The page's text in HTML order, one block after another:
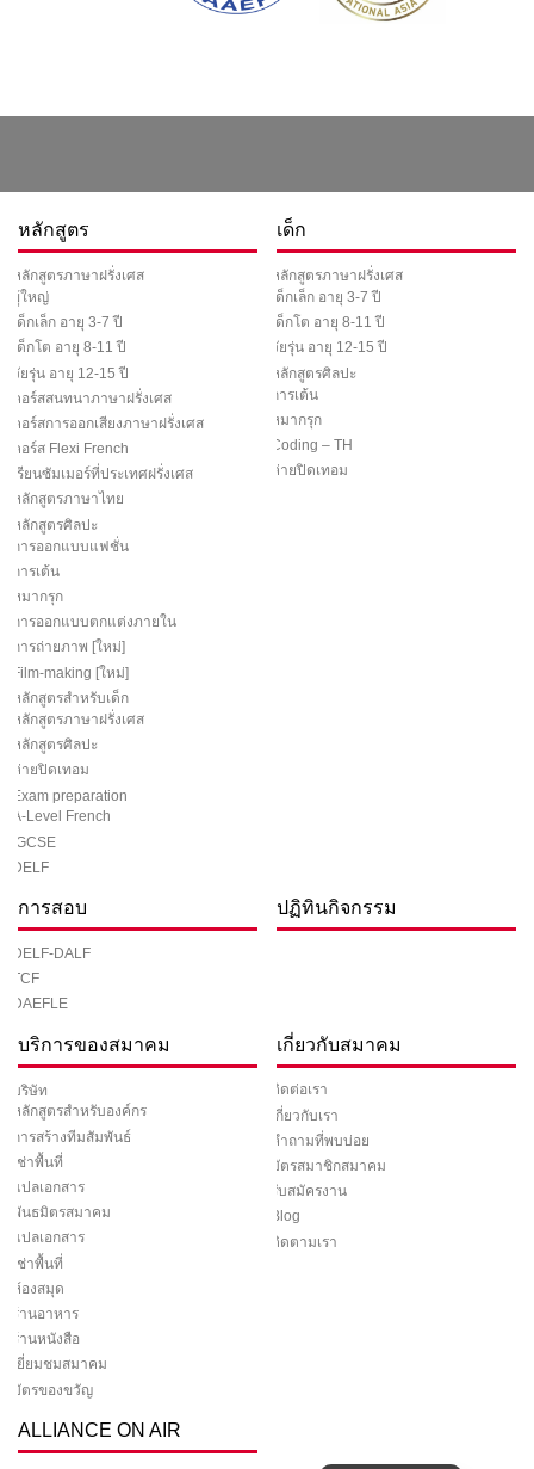
หลักสูตร
หลักสูตรภาษาฝรั่งเศส
ผู้ใหญ่
เด็กเล็ก อายุ 3-7 ปี
เด็กโต อายุ 8-11 ปี
วัยรุ่น อายุ 12-15 ปี
คอร์สสนทนาภาษาฝรั่งเศส
คอร์สการออกเสียงภาษาฝรั่งเศส
คอร์ส Flexi French
เรียนซัมเมอร์ที่ประเทศฝรั่งเศส
หลักสูตรภาษาไทย
หลักสูตรศิลปะ
การออกแบบแฟชั่น
การเต้น
หมากรุก
การออกแบบตกแต่งภายใน
การถ่ายภาพ [ใหม่]
Film-making [ใหม่]
หลักสูตรสำหรับเด็ก
หลักสูตรภาษาฝรั่งเศส
หลักสูตรศิลปะ
ค่ายปิดเทอม
Exam preparation
A-Level French
IGCSE
DELF
เด็ก
หลักสูตรภาษาฝรั่งเศส
เด็กเล็ก อายุ 3-7 ปี
เด็กโต อายุ 8-11 ปี
วัยรุ่น อายุ 12-15 ปี
หลักสูตรศิลปะ
การเต้น
หมากรุก
Coding – TH
ค่ายปิดเทอม
การสอบ
DELF-DALF
TCF
DAEFLE
ปฏิทินกิจกรรม
บริการของสมาคม
บริษัท
หลักสูตรสำหรับองค์กร
การสร้างทีมสัมพันธ์
เช่าพื้นที่
แปลเอกสาร
พันธมิตรสมาคม
แปลเอกสาร
เช่าพื้นที่
ห้องสมุด
ร้านอาหาร
ร้านหนังสือ
เยี่ยมชมสมาคม
บัตรของขวัญ
เกี่ยวกับสมาคม
ติดต่อเรา
เกี่ยวกับเรา
คำถามที่พบบ่อย
บัตรสมาชิกสมาคม
รับสมัครงาน
Blog
ติดตามเรา
ALLIANCE ON AIR